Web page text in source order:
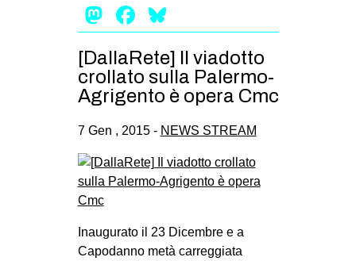
Mastodon
Facebook
[DallaRete] Il viadotto
crollato sulla Palermo-
Agrigento è opera Cmc
7 Gen , 2015 - NEWS STREAM
Inaugurato il 23 Dicembre e a
Capodanno metà carreggiata